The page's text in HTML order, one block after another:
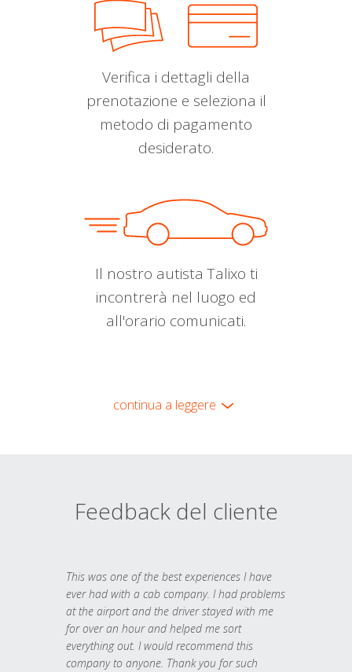
Verifica i dettagli della
prenotazione e seleziona il
metodo di pagamento
desiderato.
Il nostro autista Talixo ti
incontrerà nel luogo ed
all'orario comunicati.
continua a leggere
Feedback del cliente
This was one of the best experiences I have
ever had with a cab company. I had problems
at the airport and the driver stayed with me
for over an hour and helped me sort
everything out. I would recommend this
company to anyone. Thank you for such